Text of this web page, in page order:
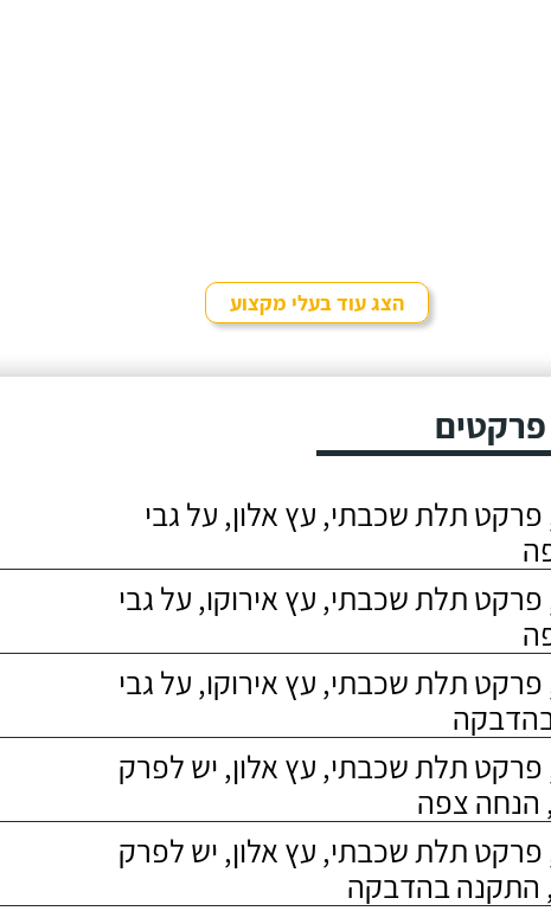
הצג עוד בעלי מקצוע
פרקטים
תלת שכבתי, עץ אלון, על גבי
תלת שכבתי, עץ אירוקו, על גבי
תלת שכבתי, עץ אירוקו, על גבי
תלת שכבתי, עץ אלון, יש לפרק
הנחה צפה
תלת שכבתי, עץ אלון, יש לפרק
התקנה בהדבקה